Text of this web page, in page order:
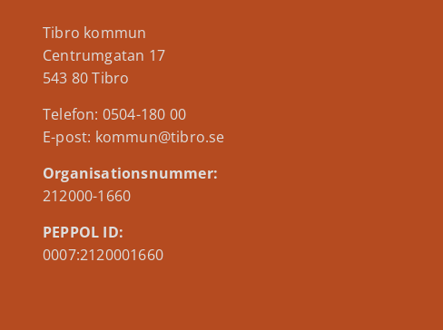
Tibro kommun
Centrumgatan 17
543 80 Tibro
Telefon: 0504-180 00
E-post: kommun@tibro.se
Organisationsnummer:
212000-1660
PEPPOL ID:
0007:2120001660